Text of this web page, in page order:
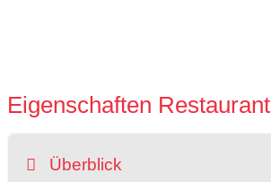
Eigenschaften Restaurant
Überblick